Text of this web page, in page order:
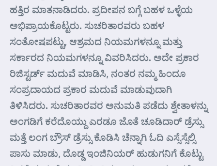
ಹತ್ತಿರ ಮಾತನಾಡಿದರು. ಪ್ರದೀಪನ ಬಗ್ಗೆ ಬಹಳ ಒಳ್ಳೆಯ
ಅಭಿಪ್ರಾಯಕೊಟ್ಟರು. ಸುಚರಿತಾರವರು ಬಹಳ
ಸಂತೋಷಪಟ್ಟು, ಆಶ್ರಮದ ನಿಯಮಗಳನ್ನೂ ಮತ್ತು
ಸರ್ಕಾರದ ನಿಯಮಗಳನ್ನೂ ವಿವರಿಸಿದರು. ಅದೇ ಪ್ರಕಾರ
ರಿಜಿಸ್ಟರ್ಡ್ ಮದುವೆ ಮಾಡಿಸಿ, ನಂತರ ನಮ್ಮ ಹಿಂದೂ
ಸಂಪ್ರದಾಯದ ಪ್ರಕಾರ ಮದುವೆ ಮಾಡುವುದಾಗಿ
ತಿಳಿಸಿದರು. ಸುಚರಿತಾರವರ ಅನುಮತಿ ಪಡೆದು ಶ್ವೇತಾಳನ್ನು
ಅಂಗಡಿಗೆ ಕರೆದೊಯ್ದು ಎರಡೂ ಜೊತೆ ಚೂಡಿದಾರ್ ಡ್ರೆಸ್ಸು
ಮತ್ತೆ ಲಂಗ ಬ್ರೌಸ್ ಡ್ರೆಸ್ಸು ಕೊಡಿಸಿ ಚೆನ್ನಾಗಿ ಓದಿ ಎಸ್ಸೆಸ್ಸೆಲ್ಸಿ
ಪಾಸು ಮಾಡು, ದೊಡ್ಡ ಇಂಜಿನಿಯರ್ ಹುಡುಗನಿಗೆ ಕೊಟ್ಟು